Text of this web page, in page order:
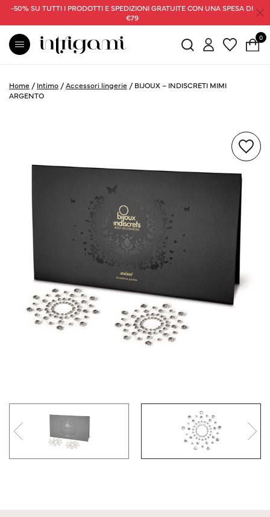
-50% SU TUTTI I PRODOTTI E SPEDIZIONI GRATUITE CON UNA SPESA DI
€79
0
Home / Intimo /Accessori lingerie / BIJOUX – INDISCRETI MIMI
ARGENTO